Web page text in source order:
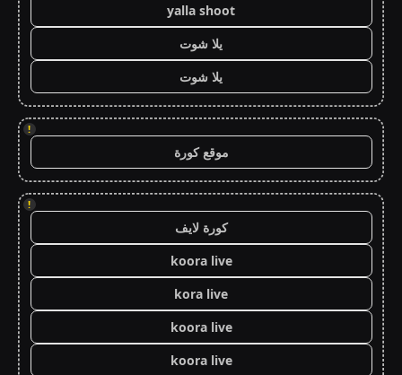
yalla shoot
يلا شوت
يلا شوت
!
موقع كورة
!
كورة لايف
koora live
kora live
koora live
koora live